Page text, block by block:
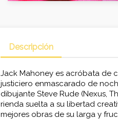
Descripción
Jack Mahoney es acróbata de
justiciero enmascarado de
dibujante Steve Rude (Nexus,
rienda suelta a su libertad
mejores obras de su larga y